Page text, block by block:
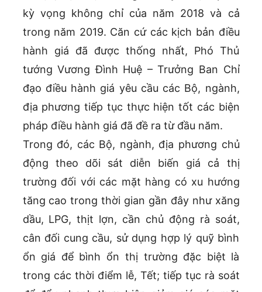
kỳ vọng không chỉ của năm 2018 và cả
trong năm 2019. Căn cứ các kịch bản điều
hành giá đã được thống nhất, Phó Thủ
tướng Vương Đình Huệ – Trưởng Ban Chỉ
đạo điều hành giá yêu cầu các Bộ, ngành,
địa phương tiếp tục thực hiện tốt các biện
pháp điều hành giá đã đề ra từ đầu năm.
Trong đó, các Bộ, ngành, địa phương chủ
động theo dõi sát diễn biến giá cả thị
trường đối với các mặt hàng có xu hướng
tăng cao trong thời gian gần đây như xăng
dầu, LPG, thịt lợn, cần chủ động rà soát,
cân đối cung cầu, sử dụng hợp lý quỹ bình
ổn giá để bình ổn thị trường đặc biệt là
trong các thời điểm lễ, Tết; tiếp tục rà soát